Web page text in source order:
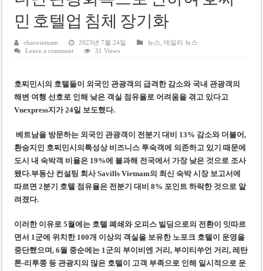
PNJ, 다이아몬드 밀수 여파에 2분기 적자… 10월 임시 주총 개최
케펠, 투티엠 엠파이어시티 지분 전량 2억7000만 달러에 매각
베트남주식 HAT, 15년 연속 현금 배당…주당 3,000동 지급
‘1,000억 달러 남북고속철 투자’ 호언장담 메콜로르 회장 체포
베트남 세무당국, 납세자 정보 공개 기준·절차 명확화
민 호텔업 침체 장기화
chaovietnam 2023년 7월 24일 뉴스 ,데일리 뉴스
Leave a comment
31 Views
호찌민시의 호텔들이 외국인 관광객의 급격한 감소와 국내 관광객의
해변 여행 선호로 인해 낮은 객실 점유율로 어려움을 겪고 있다고
Vnexpress지가 24일 보도했다.
베트남을 방문하는 외국인 관광객이 전분기 대비 13% 감소와 더불어,
환승지인 호찌민시의특성상 비즈니스 투숙객에 의존하고 있기 때문에
도시 내 숙박객 비율은 19%에 불과해 전국에서 가장 낮은 것으로 조사
됐다.부동산 컨설팅 회사 Savills Vietnam의 최신 숙박 시장 보고서에
따르면 2분기 호텔 점유율은 전분기 대비 8% 포인트 하락한 것으로 알
려졌다.
이러한 이유로 5월에는 호텔 폐쇄와 오피스 빌딩으로의 전환이 잇따르
면서 1군에 위치한 100개 이상의 객실을 보유한 노포크 호텔이 운영을
중단했으며, 6월 중순에는 1군의 부이비엔 거리, 부이티쑤언 거리, 레탄
톤-리투쫑 등 관광지의 많은 호텔이 고객 부족으로 인해 일시적으로 운